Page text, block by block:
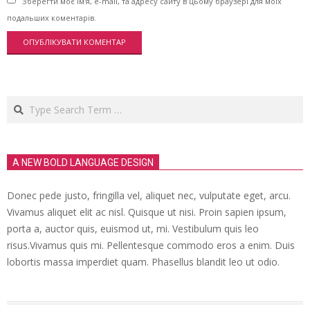
подальших коментарів.
Search
A NEW BOLD LANGUAGE DESIGN
Donec pede justo, fringilla vel, aliquet nec, vulputate eget, arcu.
Vivamus aliquet elit ac nisl. Quisque ut nisi. Proin sapien ipsum,
porta a, auctor quis, euismod ut, mi. Vestibulum quis leo
risus.Vivamus quis mi. Pellentesque commodo eros a enim. Duis
lobortis massa imperdiet quam. Phasellus blandit leo ut odio.